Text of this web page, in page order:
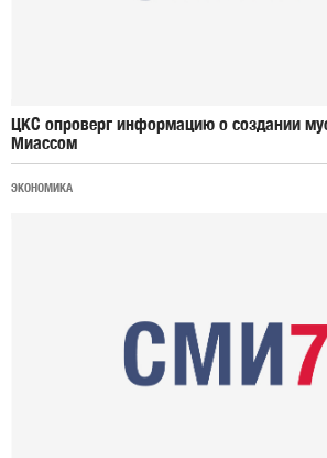
ЦКС опроверг информацию о создании
Миассом
ЭКОНОМИКА